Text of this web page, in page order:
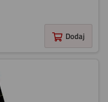
Dodaj